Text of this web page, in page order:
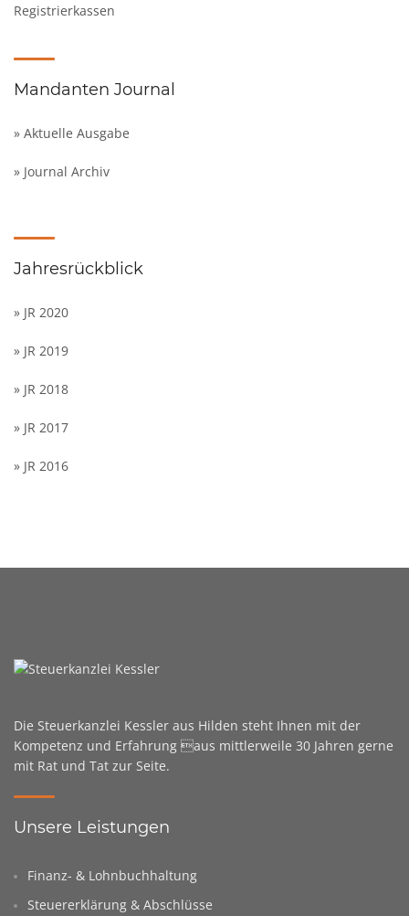
Registrierkassen
Mandanten Journal
» Aktuelle Ausgabe
» Journal Archiv
Jahresrückblick
» JR 2020
» JR 2019
» JR 2018
» JR 2017
» JR 2016
Die Steuerkanzlei Kessler aus Hilden steht Ihnen mit der
Kompetenz und Erfahrung aus mittlerweile 30 Jahren gerne
mit Rat und Tat zur Seite.
Unsere Leistungen
Finanz- & Lohnbuchhaltung
Steuererklärung & Abschlüsse